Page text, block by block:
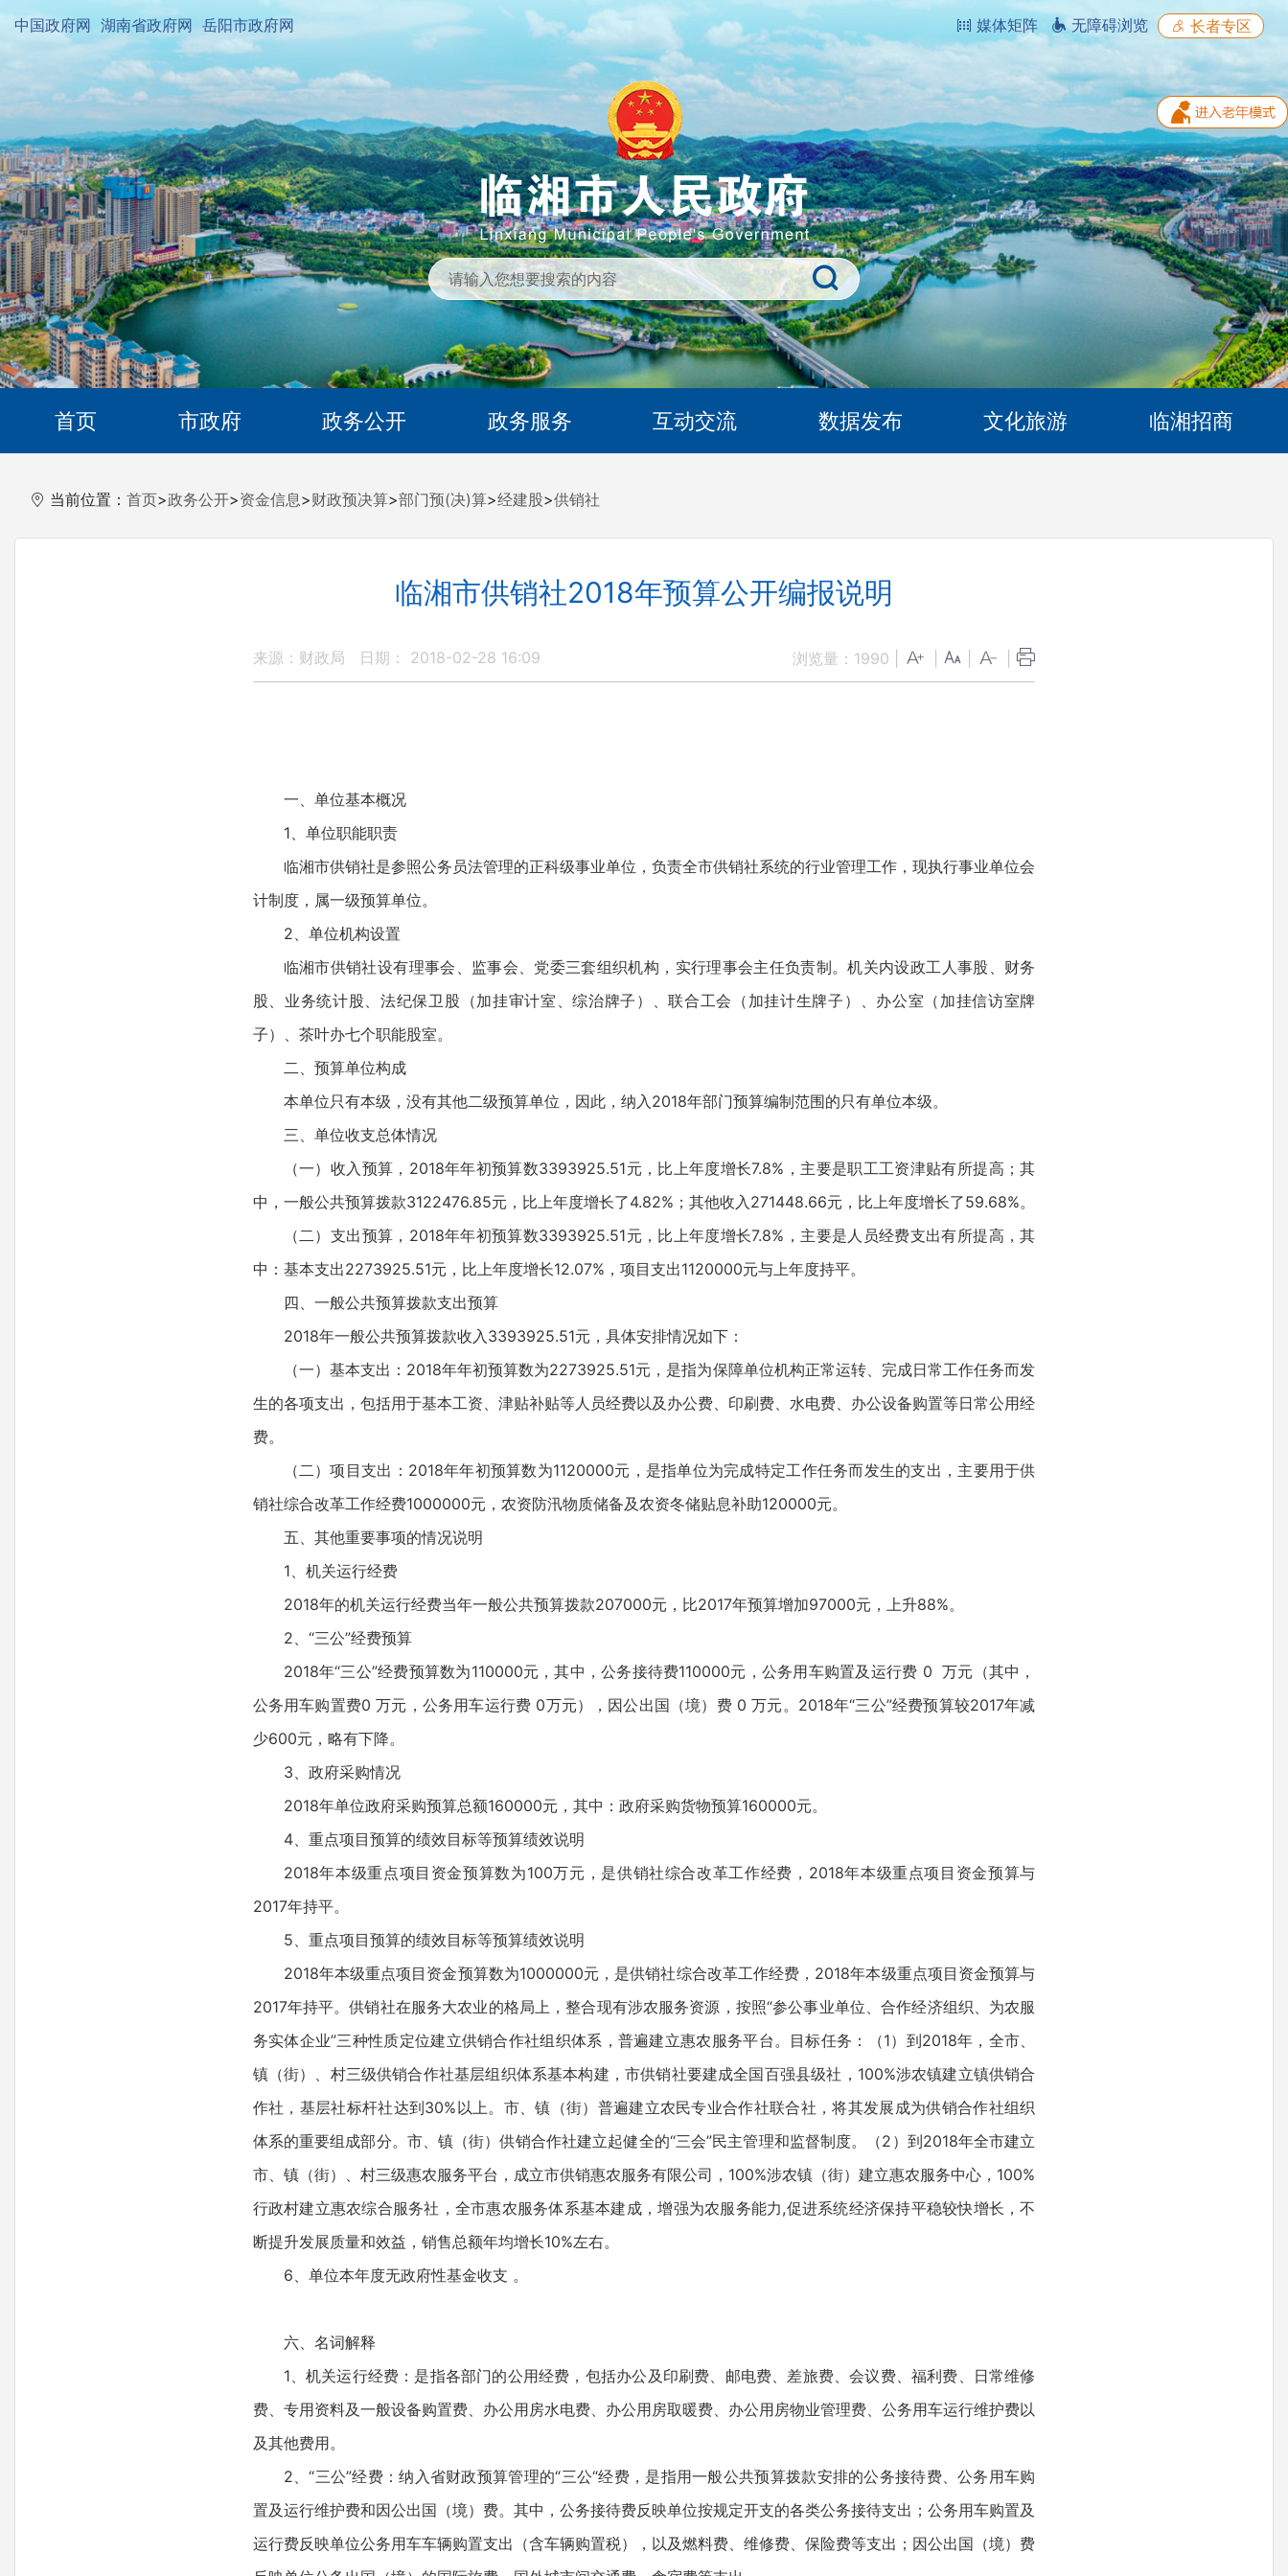
中国政府网 湖南省政府网 岳阳市政府网 媒体矩阵 无障碍浏览 长者专区
首页 市政府 政务公开 政务服务 互动交流 数据发布 文化旅游 临湘招商
当前位置： 首页>政务公开>资金信息>财政预决算>部门预(决)算>经建股>供销社
临湘市供销社2018年预算公开编报说明
来源：财政局 日期： 2018-02-28 16:09 浏览量： 1990
一、单位基本概况
1、单位职能职责
临湘市供销社是参照公务员法管理的正科级事业单位，负责全市供销社系统的行业管理工作，现执行事业单位会
计制度，属一级预算单位。
2、单位机构设置
临湘市供销社设有理事会、监事会、党委三套组织机构，实行理事会主任负责制。机关内设政工人事股、财务
股、业务统计股、法纪保卫股（加挂审计室、综治牌子）、联合工会（加挂计生牌子）、办公室（加挂信访室牌
子）、茶叶办七个职能股室。
二、预算单位构成
本单位只有本级，没有其他二级预算单位，因此，纳入2018年部门预算编制范围的只有单位本级。
三、单位收支总体情况
（一）收入预算，2018年年初预算数3393925.51元，比上年度增长7.8%，主要是职工工资津贴有所提高；其
中，一般公共预算拨款3122476.85元，比上年度增长了4.82%；其他收入271448.66元，比上年度增长了59.68%。
（二）支出预算，2018年年初预算数3393925.51元，比上年度增长7.8%，主要是人员经费支出有所提高，其
中：基本支出2273925.51元，比上年度增长12.07%，项目支出1120000元与上年度持平。
四、一般公共预算拨款支出预算
2018年一般公共预算拨款收入3393925.51元，具体安排情况如下：
（一）基本支出：2018年年初预算数为2273925.51元，是指为保障单位机构正常运转、完成日常工作任务而发
生的各项支出，包括用于基本工资、津贴补贴等人员经费以及办公费、印刷费、水电费、办公设备购置等日常公用经
费。
（二）项目支出：2018年年初预算数为1120000元，是指单位为完成特定工作任务而发生的支出，主要用于供
销社综合改革工作经费1000000元，农资防汛物质储备及农资冬储贴息补助120000元。
五、其他重要事项的情况说明
1、机关运行经费
2018年的机关运行经费当年一般公共预算拨款207000元，比2017年预算增加97000元，上升88%。
2、“三公”经费预算
2018年“三公”经费预算数为110000元，其中，公务接待费110000元，公务用车购置及运行费 0 万元（其中，
公务用车购置费0 万元，公务用车运行费 0万元），因公出国（境）费 0 万元。2018年“三公”经费预算较2017年减
少600元，略有下降。
3、政府采购情况
2018年单位政府采购预算总额160000元，其中：政府采购货物预算160000元。
4、重点项目预算的绩效目标等预算绩效说明
2018年本级重点项目资金预算数为100万元，是供销社综合改革工作经费，2018年本级重点项目资金预算与
2017年持平。
5、重点项目预算的绩效目标等预算绩效说明
2018年本级重点项目资金预算数为1000000元，是供销社综合改革工作经费，2018年本级重点项目资金预算与
2017年持平。供销社在服务大农业的格局上，整合现有涉农服务资源，按照“参公事业单位、合作经济组织、为农服
务实体企业”三种性质定位建立供销合作社组织体系，普遍建立惠农服务平台。目标任务：（1）到2018年，全市、
镇（街）、村三级供销合作社基层组织体系基本构建，市供销社要建成全国百强县级社，100%涉农镇建立镇供销合
作社，基层社标杆社达到30%以上。市、镇（街）普遍建立农民专业合作社联合社，将其发展成为供销合作社组织
体系的重要组成部分。市、镇（街）供销合作社建立起健全的“三会”民主管理和监督制度。（2）到2018年全市建立
市、镇（街）、村三级惠农服务平台，成立市供销惠农服务有限公司，100%涉农镇（街）建立惠农服务中心，100%
行政村建立惠农综合服务社，全市惠农服务体系基本建成，增强为农服务能力,促进系统经济保持平稳较快增长，不
断提升发展质量和效益，销售总额年均增长10%左右。
6、单位本年度无政府性基金收支 。
六、名词解释
1、机关运行经费：是指各部门的公用经费，包括办公及印刷费、邮电费、差旅费、会议费、福利费、日常维修
费、专用资料及一般设备购置费、办公用房水电费、办公用房取暖费、办公用房物业管理费、公务用车运行维护费以
及其他费用。
2、“三公”经费：纳入省财政预算管理的“三公“经费，是指用一般公共预算拨款安排的公务接待费、公务用车购
置及运行维护费和因公出国（境）费。其中，公务接待费反映单位按规定开支的各类公务接待支出；公务用车购置及
运行费反映单位公务用车车辆购置支出（含车辆购置税），以及燃料费、维修费、保险费等支出；因公出国（境）费